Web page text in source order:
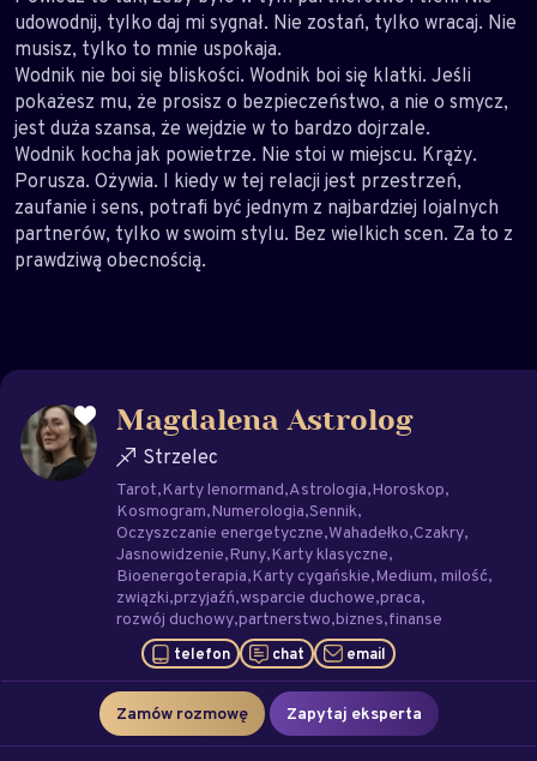
udowodnij, tylko daj mi sygnał. Nie zostań, tylko wracaj. Nie
musisz, tylko to mnie uspokaja.
Wodnik nie boi się bliskości. Wodnik boi się klatki. Jeśli
pokażesz mu, że prosisz o bezpieczeństwo, a nie o smycz,
jest duża szansa, że wejdzie w to bardzo dojrzale.
Wodnik kocha jak powietrze. Nie stoi w miejscu. Krąży.
Porusza. Ożywia. I kiedy w tej relacji jest przestrzeń,
zaufanie i sens, potrafi być jednym z najbardziej lojalnych
partnerów, tylko w swoim stylu. Bez wielkich scen. Za to z
prawdziwą obecnością.
Magdalena Astrolog
Strzelec
Tarot Karty lenormand Astrologia Horoskop
Kosmogram Numerologia Sennik
Oczyszczanie energetyczne Wahadełko Czakry
Jasnowidzenie Runy Karty klasyczne
Bioenergoterapia Karty cygańskie Medium milość
związki przyjaźń wsparcie duchowe praca
rozwój duchowy partnerstwo biznes finanse
telefon chat email
Zamów rozmowę Zapytaj eksperta